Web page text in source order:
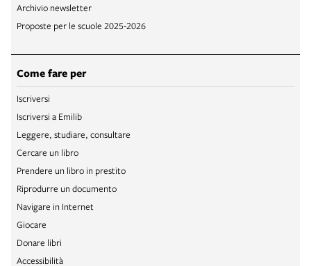
Archivio newsletter
Proposte per le scuole 2025-2026
Come fare per
Iscriversi
Iscriversi a Emilib
Leggere, studiare, consultare
Cercare un libro
Prendere un libro in prestito
Riprodurre un documento
Navigare in Internet
Giocare
Donare libri
Accessibilità